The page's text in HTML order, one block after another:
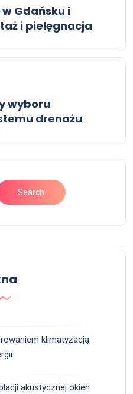
Gdańsku i
i pielęgnacja
wyboru
drenażu
klimatyzacją:
akustycznej okien